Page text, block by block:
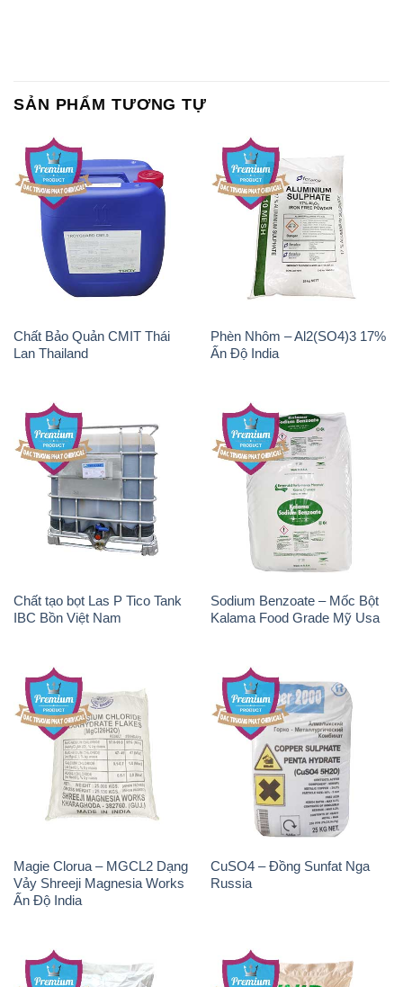
SẢN PHẨM TƯƠNG TỰ
Chất Bảo Quản CMIT Thái
Lan Thailand
Phèn Nhôm – Al2(SO4)3 17%
Ấn Độ India
Chất tạo bọt Las P Tico Tank
IBC Bồn Việt Nam
Sodium Benzoate – Mốc Bột
Kalama Food Grade Mỹ Usa
Magie Clorua – MGCL2 Dạng
Vảy Shreeji Magnesia Works
Ấn Độ India
CuSO4 – Đồng Sunfat Nga
Russia